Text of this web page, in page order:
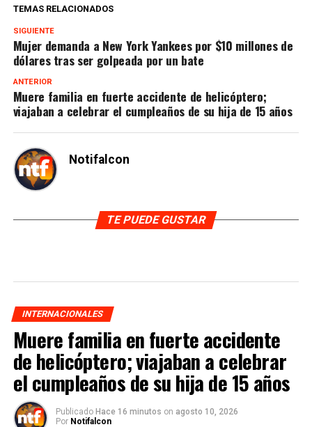
TEMAS RELACIONADOS
SIGUIENTE
Mujer demanda a New York Yankees por $10 millones de
dólares tras ser golpeada por un bate
ANTERIOR
Muere familia en fuerte accidente de helicóptero;
viajaban a celebrar el cumpleaños de su hija de 15 años
Notifalcon
TE PUEDE GUSTAR
INTERNACIONALES
Muere familia en fuerte accidente
de helicóptero; viajaban a celebrar
el cumpleaños de su hija de 15 años
Publicado Hace 16 minutos on agosto 10, 2026
Por Notifalcon